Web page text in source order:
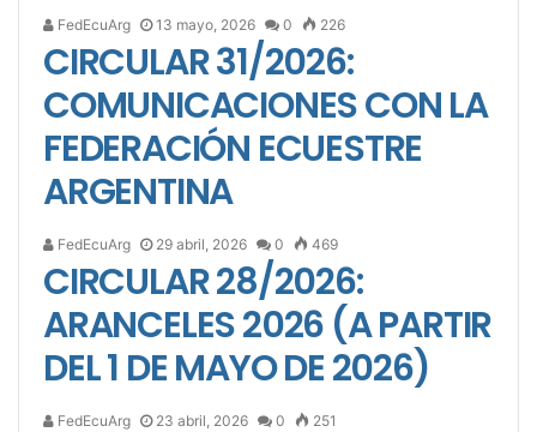
FedEcuArg 13 mayo, 2026 0 226
CIRCULAR 31/2026:
COMUNICACIONES CON LA
FEDERACIÓN ECUESTRE
ARGENTINA
FedEcuArg 29 abril, 2026 0 469
CIRCULAR 28/2026:
ARANCELES 2026 (A PARTIR
DEL 1 DE MAYO DE 2026)
FedEcuArg 23 abril, 2026 0 251